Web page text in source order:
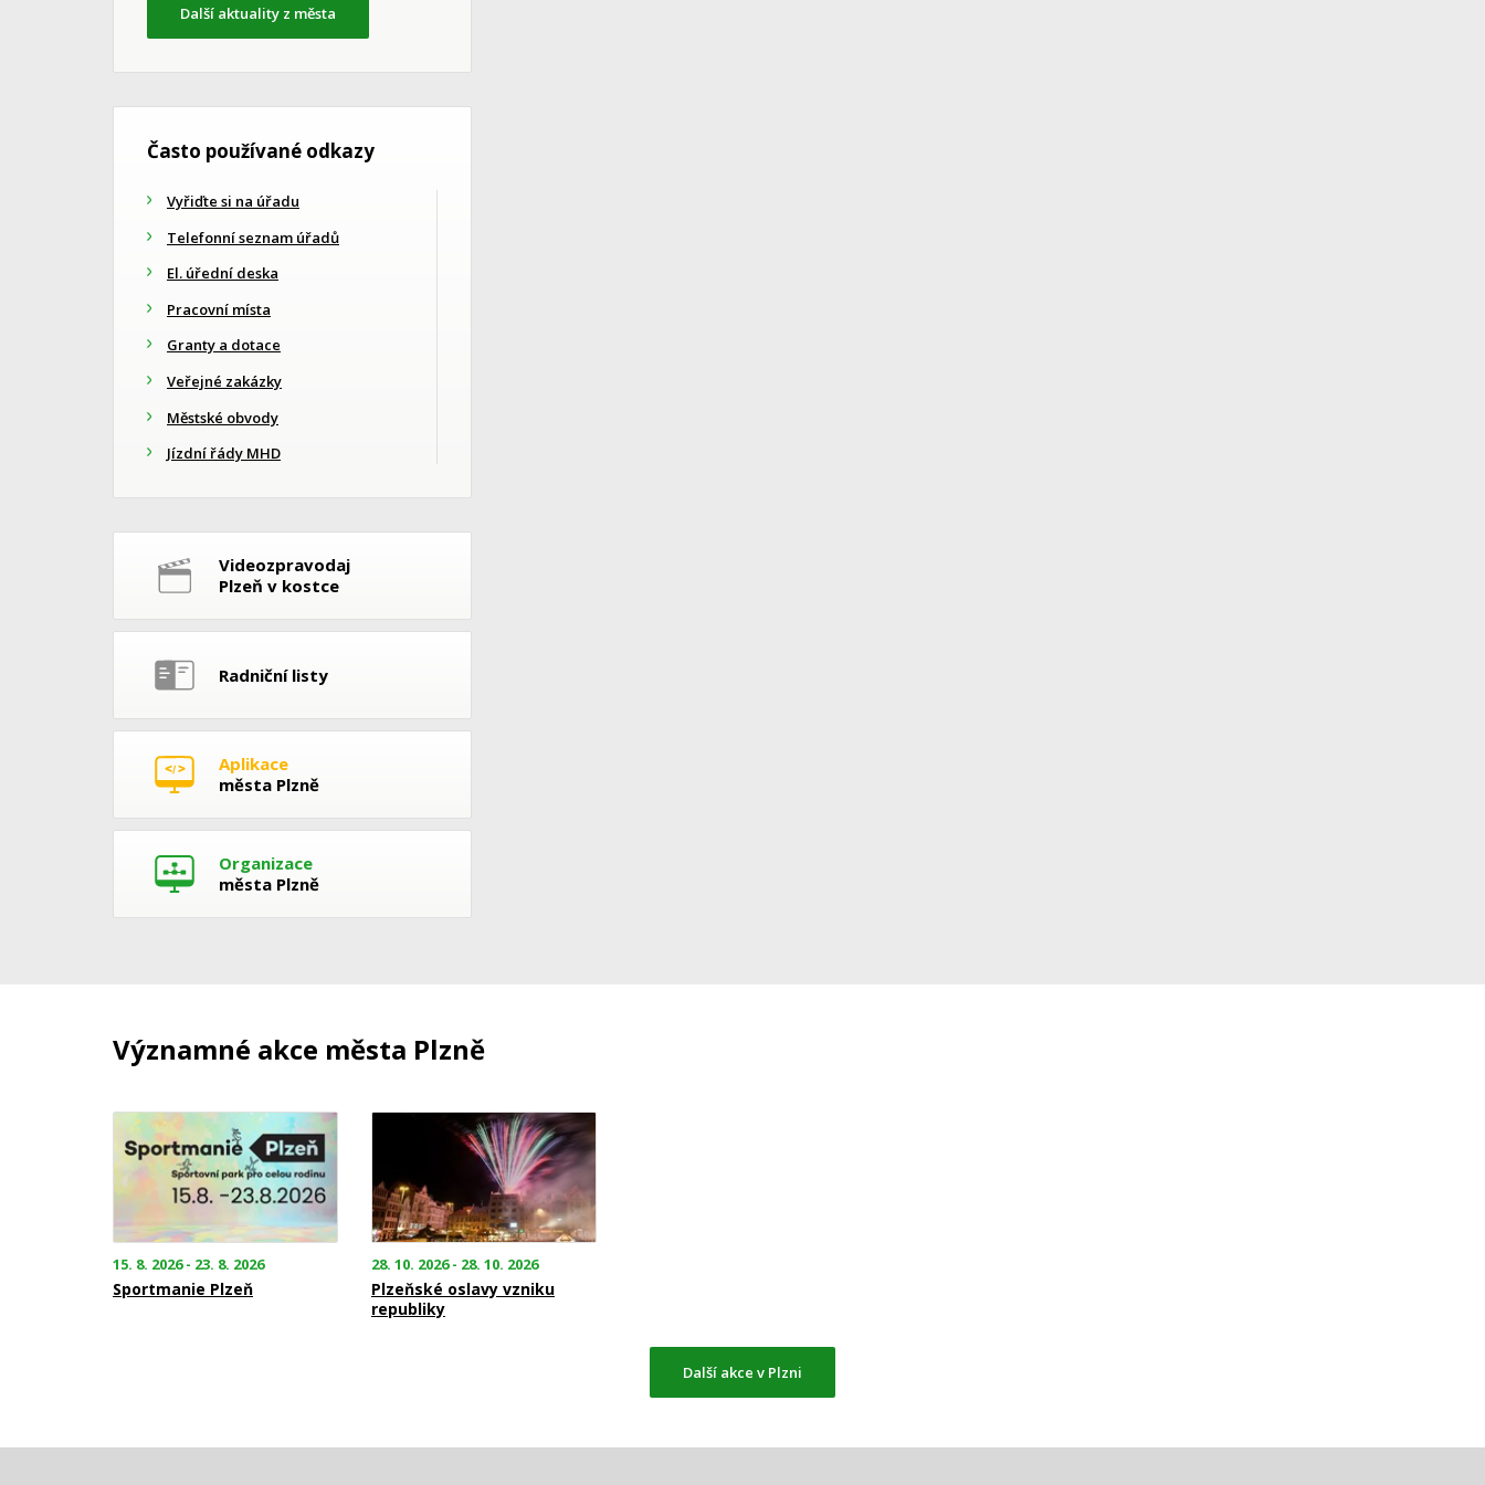
Další aktuality z města
Často používané odkazy
Vyřiďte si na úřadu
Telefonní seznam úřadů
El. úřední deska
Pracovní místa
Granty a dotace
Veřejné zakázky
Městské obvody
Jízdní řády MHD
Videozpravodaj
Plzeň v kostce
Radniční listy
Aplikace
města Plzně
Organizace
města Plzně
Významné akce města Plzně
15. 8. 2026 - 23. 8. 2026
Sportmanie Plzeň
28. 10. 2026 - 28. 10. 2026
Plzeňské oslavy vzniku
republiky
Další akce v Plzni